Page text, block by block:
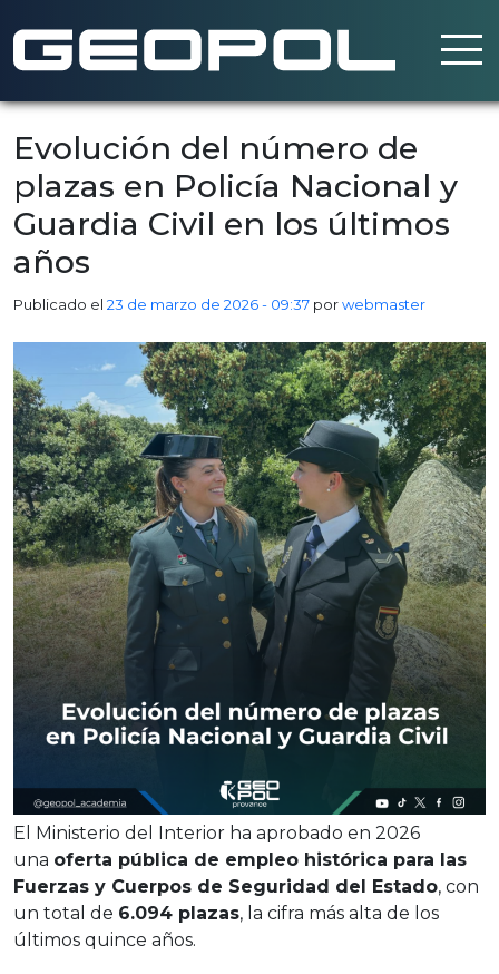
Saltar al contenido principal
Evolución del número de
plazas en Policía Nacional y
Guardia Civil en los últimos
años
Publicado el 23 de marzo de 2026 - 09:37 porwebmaster
El Ministerio del Interior ha aprobado en 2026
una oferta pública de empleo histórica para las
Fuerzas y Cuerpos de Seguridad del Estado, con
un total de 6.094 plazas, la cifra más alta de los
últimos quince años.